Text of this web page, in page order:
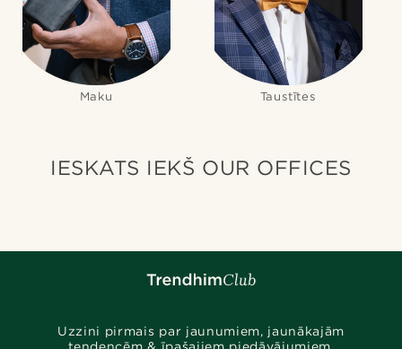
Maku Taustītes
IESKATS IEKŠ OUR OFFICES
Uzzini pirmais par jaunumiem, jaunākajām